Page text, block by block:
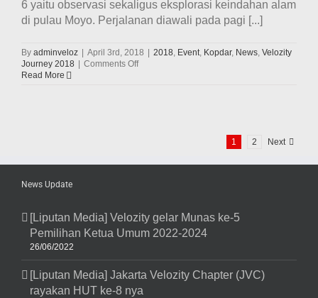
6 yaitu observasi sekaligus eksplorasi keindahan alam
di pulau Moyo. Perjalanan diawali pada pagi [...]
By adminveloz | April 3rd, 2018 | 2018 Event Kopdar, News Velozity
Journey 2018 | Comments Offon
(3
Read More
1 2 Next
News Update
[Liputan Media] Velozity gelar Munas ke-5
Pemilihan Ketua Umum 2022-2024
26/06/2022
[Liputan Media] Jakarta Velozity Chapter (JVC)
rayakan HUT ke-8 nya